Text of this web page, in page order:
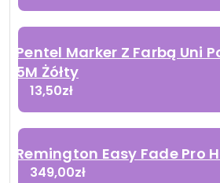
Pentel Marker Z Farbą Uni
5M Żółty
13,50zł
Remington Easy Fade Pro
349,00zł